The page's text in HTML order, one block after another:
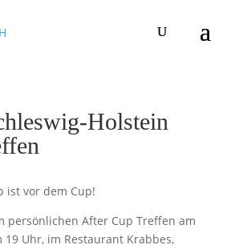
Holstein
ist vor dem Cup!
persönlichen After Cup Treffen am
19 Uhr, im Restaurant Krabbes,